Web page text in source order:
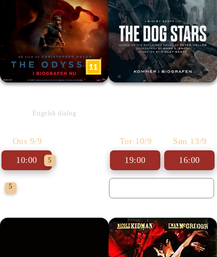
Engelsk dialog
Ons 9/9
10:00
5
5
Tor 10/9
19:00
Søn 13/9
16:00